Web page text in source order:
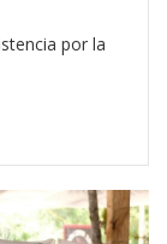
por la